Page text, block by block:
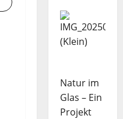
Natur im
Glas – Ein
Projekt